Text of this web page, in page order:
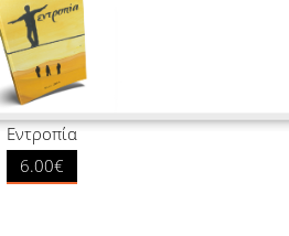
Εντροπία
6.00€